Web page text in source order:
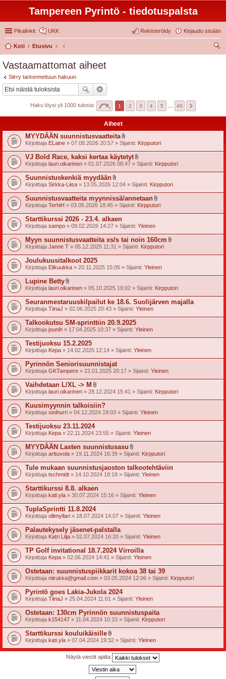
Tampereen Pyrintö - tiedotuspalsta
Pikalinkit UKK Kirjaudu sisään
Rekisteröidy
Koti
Etusivu
Vastaamattomat aiheet
Siirry tarkennettuun hakuun
Haku löysi yli 1000 tulosta 1 2 3 4 5 40
Aiheet
MYYDÄÄN suunnistusvaatteita
l
i
t
t
e
Kirjoittaja ELaine » 07.08.2026 20:57 » Sijainti: Kirpputori
VJ Bold Race, kaksi kertaa käytetyt
l
i
t
e
e
t
Kirjoittaja lauri.oikarinen » 01.07.2026 08:47 » Sijainti: Kirpputori
Suunnistuskenkiä myydään
l
i
t
t
e
e
t
Kirjoittaja Sirkka-Liisa » 13.05.2026 12:04 » Sijainti: Kirpputori
Suunnistusvaatteita myynnissä/annetaan
l
i
e
e
t
Kirjoittaja TerhiH » 03.05.2026 18:45 » Sijainti: Kirpputori
Starttikurssi 2026 - 23.4. alkaen
Kirjoittaja sampo » 09.02.2026 14:27 » Sijainti: Yleinen
Myyn suunnistusvaatteita xs/s tai noin 160cm
i
e
t
Kirjoittaja Janne T » 05.12.2025 11:31 » Sijainti: Kirpputori
Joulukuusitalkoot 2025
Kirjoittaja Elikuukka » 20.11.2025 15:05 » Sijainti: Yleinen
Lupine Betty
l
i
t
t
e
e
t
Kirjoittaja lauri.oikarinen » 05.10.2025 19:02 » Sijainti: Kirpputori
Seuranmestaruuskilpailut ke 18.6. Suolijärven majalla
Kirjoittaja TiinaJ » 02.06.2025 20:43 » Sijainti: Yleinen
Talkookutsu SM-sprinttiin 20.9.2025
Kirjoittaja jounih » 17.04.2025 10:37 » Sijainti: Yleinen
Testijuoksu 15.2.2025
Kirjoittaja Kepa » 14.02.2025 12:14 » Sijainti: Yleinen
Pyrinnön Seniorisuunnistajat
Kirjoittaja GKTampere » 22.01.2025 20:17 » Sijainti: Yleinen
Vaihdetaan L/XL -> M
l
i
t
t
e
t
Kirjoittaja lauri.oikarinen » 28.12.2024 15:41 » Sijainti: Kirpputori
Kuusimyynnin talkoisiin?
Kirjoittaja sinihurri » 04.12.2024 19:03 » Sijainti: Yleinen
Testijuoksu 23.11.2024
Kirjoittaja Kepa » 22.11.2024 23:55 » Sijainti: Yleinen
MYYDÄÄN Lasten suunnistusasu
l
i
t
t
e
t
Kirjoittaja arttuvola » 19.11.2024 16:39 » Sijainti: Kirpputori
Tule mukaan suunnistusjaoston talkootehtäviin
Kirjoittaja tschmidt » 14.10.2024 18:18 » Sijainti: Yleinen
Starttikurssi 8.8. alkaen
Kirjoittaja kati.yla » 30.07.2024 15:16 » Sijainti: Yleinen
TuplaSprintti 11.8.2024
Kirjoittaja ollimyllari » 18.07.2024 14:07 » Sijainti: Yleinen
Palautekysely jäsenet-palstalla
Kirjoittaja Katri Lilja » 02.07.2024 16:20 » Sijainti: Yleinen
TP Golf invitational 18.7.2024 Virroilla
Kirjoittaja Kepa » 02.06.2024 14:41 » Sijainti: Yleinen
Ostetaan: suunnistuspiikkarit kokoa 38 tai 39
Kirjoittaja niirukka@gmail.com » 03.05.2024 12:06 » Sijainti: Kirpputori
Pyrintö goes Lakia-Jukola 2024
Kirjoittaja TiinaJ » 25.04.2024 11:01 » Sijainti: Yleinen
Ostetaan: 130cm Pyrinnön suunnistuspaita
Kirjoittaja k154147 » 11.04.2024 10:10 » Sijainti: Kirpputori
Starttikurssi kouluikäisille
l
i
t
e
e
Kirjoittaja kati.yla » 07.04.2024 19:32 » Sijainti: Yleinen
Näytä viestit ajalta